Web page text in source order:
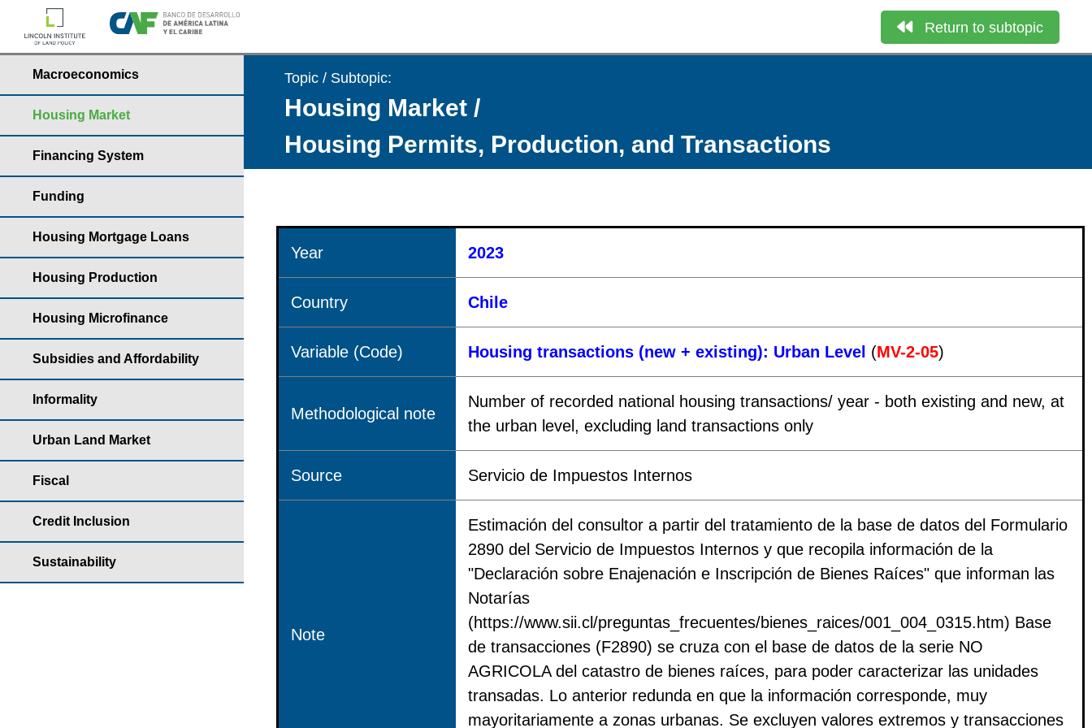
Return to subtopic
Macroeconomics
Housing Market
Financing System
Funding
Housing Mortgage Loans
Housing Production
Housing Microfinance
Subsidies and Affordability
Informality
Urban Land Market
Fiscal
Credit Inclusion
Sustainability
Topic / Subtopic:
Housing Market /
Housing Permits, Production, and Transactions
Year 2023
Country Chile
Variable (Code) Housing transactions (new + existing): Urban Level (MV-2-05)
Methodological note
Number of recorded national housing transactions/ year - both existing and new, at
the urban level, excluding land transactions only
Source Servicio de Impuestos Internos
Note
Estimación del consultor a partir del tratamiento de la base de datos del Formulario
2890 del Servicio de Impuestos Internos y que recopila información de la
"Declaración sobre Enajenación e Inscripción de Bienes Raíces" que informan las
Notarías
(https://www.sii.cl/preguntas_frecuentes/bienes_raices/001_004_0315.htm) Base
de transacciones (F2890) se cruza con el base de datos de la serie NO
AGRICOLA del catastro de bienes raíces, para poder caracterizar las unidades
transadas. Lo anterior redunda en que la información corresponde, muy
mayoritariamente a zonas urbanas. Se excluyen valores extremos y transacciones